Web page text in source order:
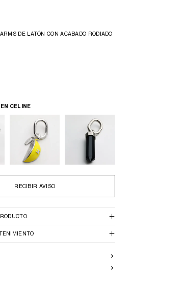
DE LATÓN CON ACABADO RODIADO
CELINE
RECIBIR AVISO